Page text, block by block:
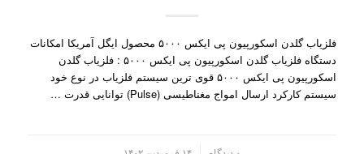
فلزیاب گلدن اسکورپیون پی ایکس ۵۰۰۰ محصول ایگل آمریکا امکانات
دستگاه فلزیاب گلدن اسکورپیون پی ایکس ۵۰۰۰ : فلزیاب گلدن
اسکورپیون پی ایکس ۵۰۰۰ قوی ترین سیستم فلزیاب در نوع خود
سیستم کارکرد ارسال امواج مغناطیسی (Pulse) توانایی قدرت …